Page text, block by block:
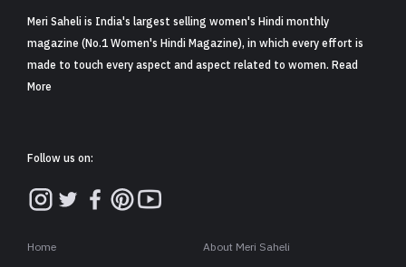
Meri Saheli is India's largest selling women's Hindi monthly
magazine (No.1 Women's Hindi Magazine), in which every effort is
made to touch every aspect and aspect related to women. Read
More
Follow us on:
Home About Meri Saheli